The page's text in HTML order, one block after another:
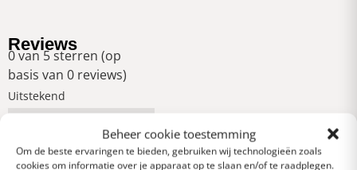
Beheer cookie toestemming
Om de beste ervaringen te bieden, gebruiken wij technologieën zoals
cookies om informatie over je apparaat op te slaan en/of te raadplegen.
Reviews
0 van 5 sterren (op
basis van 0 reviews)
Uitstekend
Heel goed